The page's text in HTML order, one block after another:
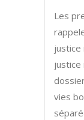
Les
justice
vies